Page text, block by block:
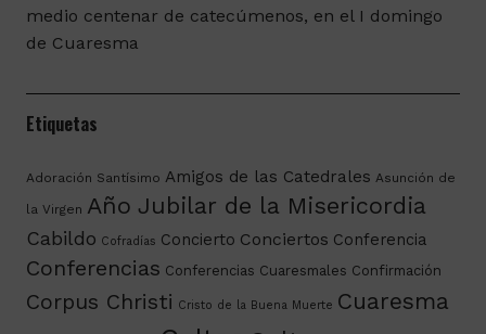
medio centenar de catecúmenos, en el I domingo
de Cuaresma
Etiquetas
Adoración Santísimo Amigos de las Catedrales Asunción de
la Virgen Año Jubilar de la Misericordia
Cabildo Cofradías Concierto Conciertos Conferencia
Conferencias Conferencias Cuaresmales Confirmación
Corpus Christi Cristo de la Buena Muerte Cuaresma